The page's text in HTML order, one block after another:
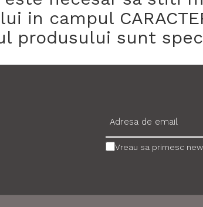
in campul
produsului sunt
Vreau sa primesc